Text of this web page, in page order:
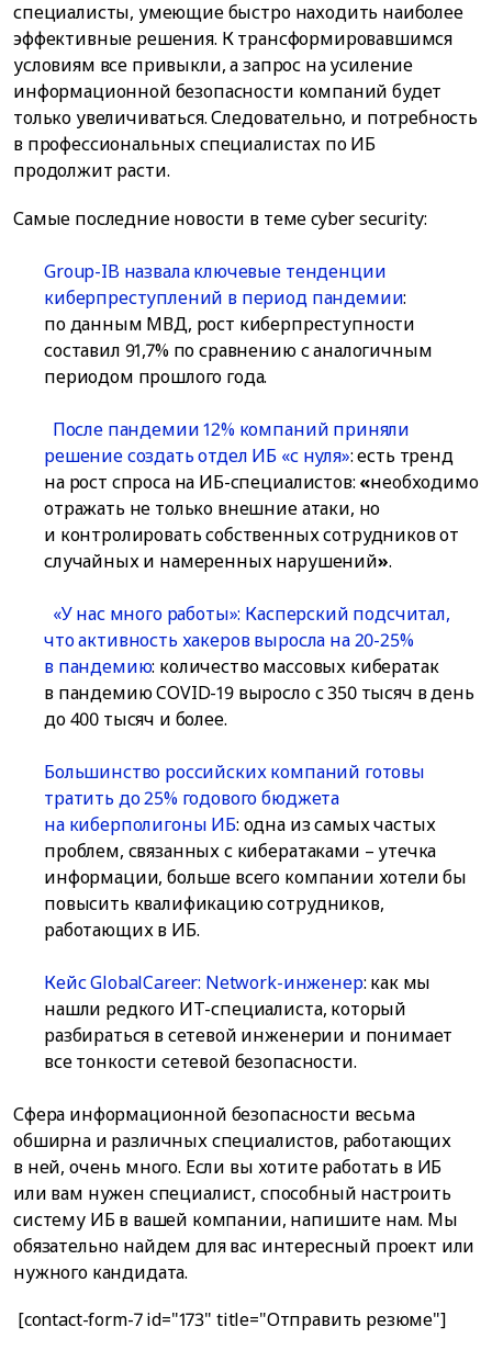
специалисты, умеющие быстро находить наиболее
эффективные решения. К трансформировавшимся
условиям все привыкли, а запрос на усиление
информационной безопасности компаний будет
только увеличиваться. Следовательно, и потребность
в профессиональных специалистах по ИБ
продолжит расти.
Самые последние новости в теме cyber security:
Group-IB назвала ключевые тенденции
киберпреступлений в период пандемии:
по данным МВД, рост киберпреступности
составил 91,7% по сравнению с аналогичным
периодом прошлого года.
После пандемии 12% компаний приняли
решение создать отдел ИБ «с нуля»: есть тренд
на рост спроса на ИБ-специалистов: «необходимо
отражать не только внешние атаки, но
и контролировать собственных сотрудников от
случайных и намеренных нарушений».
«У нас много работы»: Касперский подсчитал,
что активность хакеров выросла на 20-25%
в пандемию: количество массовых кибератак
в пандемию COVID-19 выросло с 350 тысяч в день
до 400 тысяч и более.
Большинство российских компаний готовы
тратить до 25% годового бюджета
на киберполигоны ИБ: одна из самых частых
проблем, связанных с кибератаками – утечка
информации, больше всего компании хотели бы
повысить квалификацию сотрудников,
работающих в ИБ.
Кейс GlobalCareer: Network-инженер: как мы
нашли редкого ИТ-специалиста, который
разбираться в сетевой инженерии и понимает
все тонкости сетевой безопасности.
Сфера информационной безопасности весьма
обширна и различных специалистов, работающих
в ней, очень много. Если вы хотите работать в ИБ
или вам нужен специалист, способный настроить
систему ИБ в вашей компании, напишите нам. Мы
обязательно найдем для вас интересный проект или
нужного кандидата.
[contact-form-7 id="173" title="Отправить резюме"]